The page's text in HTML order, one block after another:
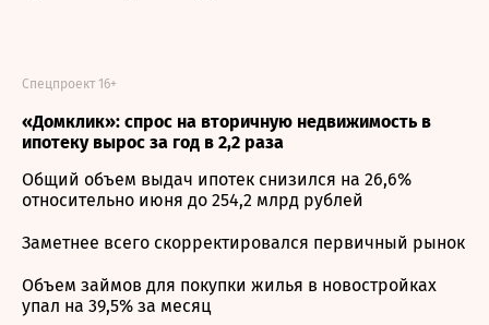
«Домклик»: спрос на вторичную недвижимость в
ипотеку вырос за год в 2,2 раза
Спецпроект 16+
Общий объем выдач ипотек снизился на 26,6%
относительно июня до 254,2 млрд рублей
Заметнее всего скорректировался первичный рынок
Объем займов для покупки жилья в новостройках
упал на 39,5% за месяц